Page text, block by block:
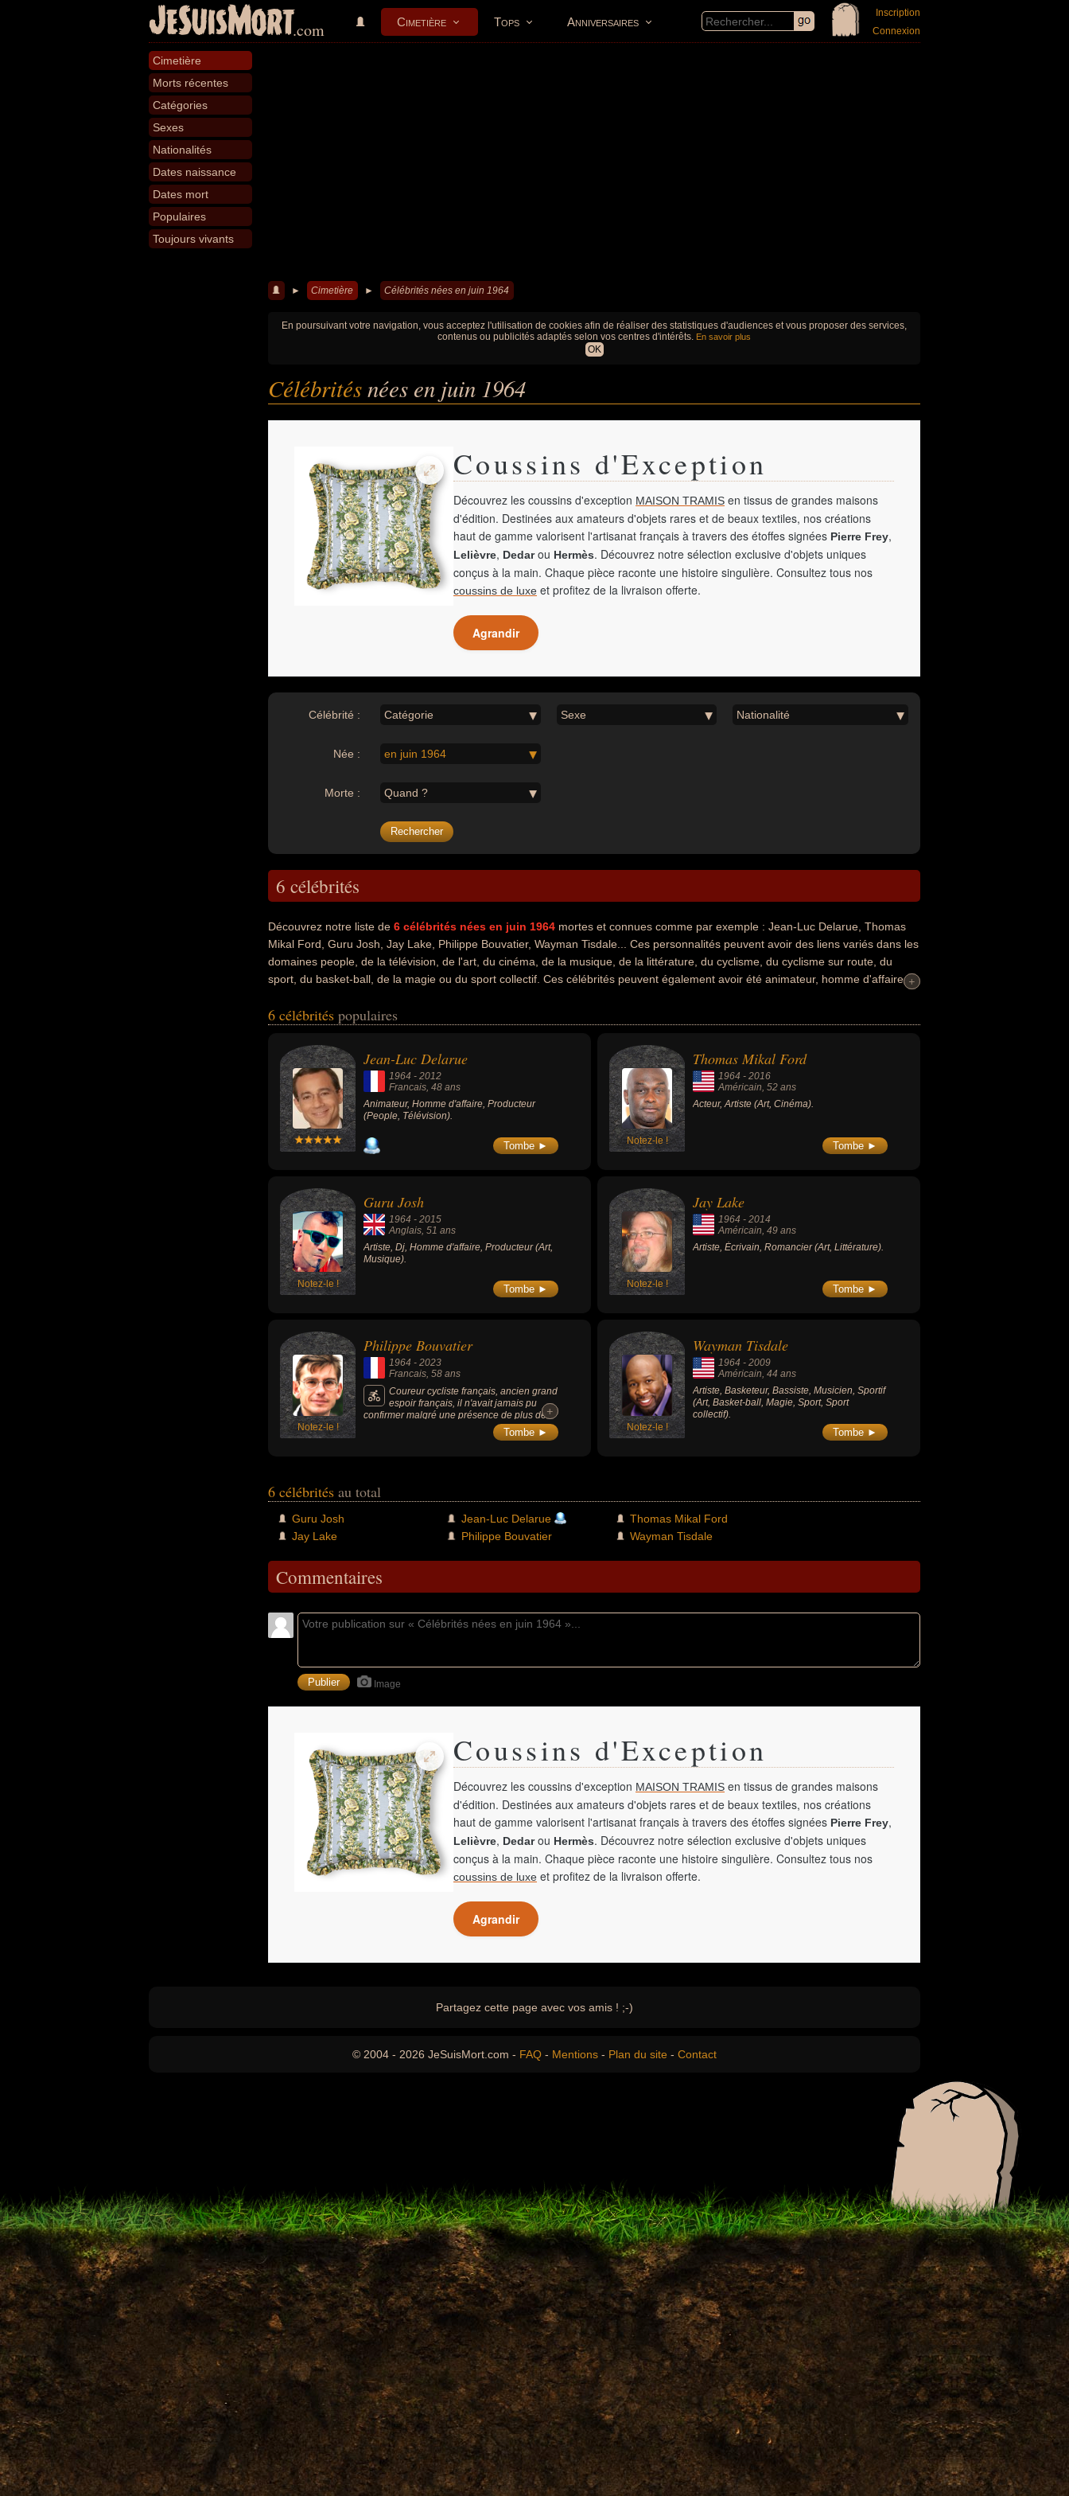
JeSuisMort.com Cimetière Tops Anniversaires
Inscription
Connexion
Cimetière
Morts récentes
Catégories
Sexes
Nationalités
Dates naissance
Dates mort
Populaires
Toujours vivants
► Cimetière ► Célébrités nées en juin 1964
En poursuivant votre navigation, vous acceptez l'utilisation de cookies afin de réaliser des statistiques d'audiences et vous proposer des services,
contenus ou publicités adaptés selon vos centres d'intérêts. En savoir plus
OK
Célébritésnées en juin 1964
Coussins d'Exception
Découvrez les coussins d'exception MAISON TRAMIS en tissus de grandes maisons
d'édition. Destinées aux amateurs d'objets rares et de beaux textiles, nos créations
haut de gamme valorisent l'artisanat français à travers des étoffes signées Pierre Frey,
Lelièvre, Dedarou Hermès. Découvrez notre sélection exclusive d'objets uniques
conçus à la main. Chaque pièce raconte une histoire singulière. Consultez tous nos
coussins de luxe et profitez de la livraison offerte.
Agrandir
Célébrité : Catégorie Sexe Nationalité
Née : en juin 1964
Morte : Quand ?
6 célébrités
Découvrez notre liste de 6 célébrités nées en juin 1964 mortes et connues comme par exemple : Jean-Luc Delarue, Thomas
Mikal Ford, Guru Josh, Jay Lake, Philippe Bouvatier, Wayman Tisdale... Ces personnalités peuvent avoir des liens variés dans les
domaines people, de la télévision, de l'art, du cinéma, de la musique, de la littérature, du cyclisme, du cyclisme sur route, du
sport, du basket-ball, de la magie ou du sport collectif. Ces célébrités peuvent également avoir été animateur, homme d'affaire,
leurs nationalités au moment de leurs morts, ils peuvent avoir été francais, américain ou anglais par exemple.
+
+
6 célébrités populaires
Jean-Luc Delarue
1964 - 2012
Francais, 48 ans
Animateur, Homme d'affaire, Producteur
(People, Télévision).
Tombe ► Notez-le !
Thomas Mikal Ford
1964 -2016
Américain, 52 ans
Acteur, Artiste (Art, Cinéma).
Tombe ►
Notez-le !
Guru Josh
1964 - 2015
Anglais, 51 ans
Artiste, Dj, Homme d'affaire, Producteur (Art,
Musique).
Tombe ► Notez-le !
Jay Lake
1964 -2014
Américain, 49 ans
Artiste, Écrivain, Romancier (Art, Littérature).
Tombe ►
Notez-le !
Philippe Bouvatier
1964 - 2023
Francais, 58 ans
Coureur cycliste français, ancien grand
espoir français, il n'avait jamais pu
confirmer malgré une présence de plus de
10 ans dans le peloton professionnel.
+
+
Tombe ► Notez-le !
Wayman Tisdale
1964 -2009
Américain, 44 ans
Artiste, Basketeur, Bassiste, Musicien, Sportif
(Art, Basket-ball, Magie, Sport, Sport
collectif).
Tombe ►
6 célébrités au total
Guru Josh
Jay Lake
Jean-Luc Delarue
Philippe Bouvatier
Thomas Mikal Ford
Wayman Tisdale
Commentaires
Image
Coussins d'Exception
Découvrez les coussins d'exception MAISON TRAMIS en tissus de grandes maisons
d'édition. Destinées aux amateurs d'objets rares et de beaux textiles, nos créations
haut de gamme valorisent l'artisanat français à travers des étoffes signées Pierre Frey,
Lelièvre, Dedarou Hermès. Découvrez notre sélection exclusive d'objets uniques
conçus à la main. Chaque pièce raconte une histoire singulière. Consultez tous nos
coussins de luxe et profitez de la livraison offerte.
Agrandir
Partagez cette page avec vos amis ! ;-)
© 2004 - 2026 JeSuisMort.com - FAQ - Mentions - Plan du site - Contact